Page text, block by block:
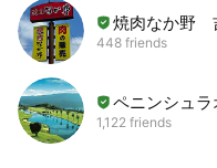
焼肉なか野
448 friends
ペニンシュ
1,122 friends